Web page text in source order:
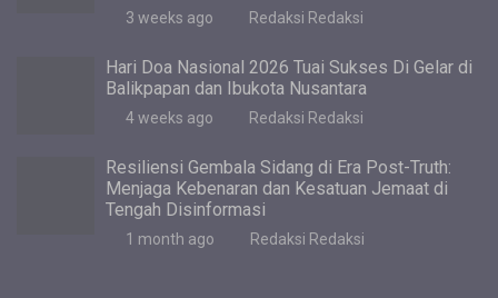
3 weeks ago Redaksi Redaksi
Hari Doa Nasional 2026 Tuai Sukses Di Gelar di
Balikpapan dan Ibukota Nusantara
4 weeks ago Redaksi Redaksi
Resiliensi Gembala Sidang di Era Post-Truth:
Menjaga Kebenaran dan Kesatuan Jemaat di
Tengah Disinformasi
1 month ago Redaksi Redaksi